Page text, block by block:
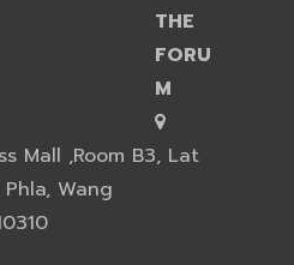
THE
FORU
M
Mall ,Room B3, Lat
Wang